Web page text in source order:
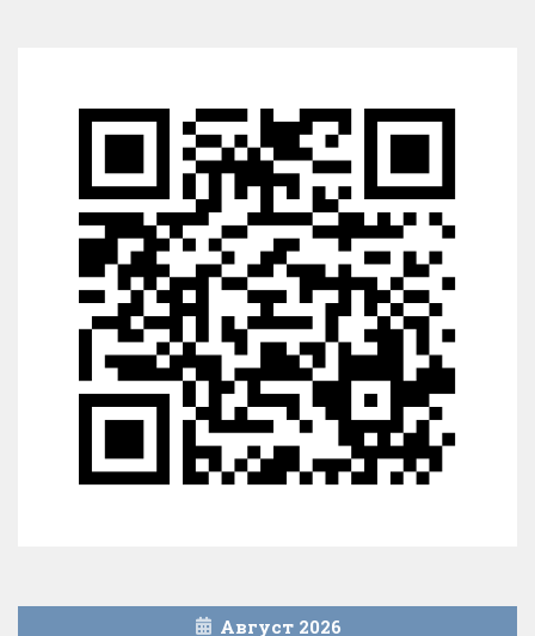
Август 2026